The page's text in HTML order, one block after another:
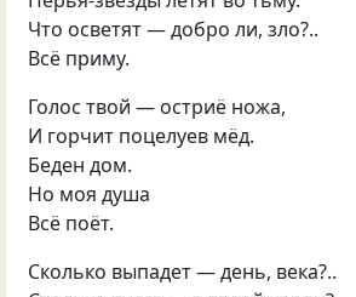
Что осветят — добро ли, зло?..
Всё приму.
Голос твой — остриё ножа,
И горчит поцелуев мёд.
Беден дом.
Но моя душа
Всё поёт.
Сколько выпадет — день, века?..